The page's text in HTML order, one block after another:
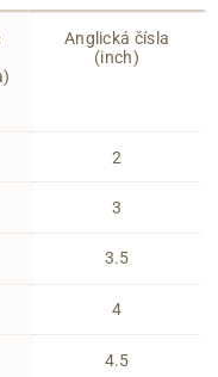
Anglická čísla
(inch)
2
3
3.5
4
4.5